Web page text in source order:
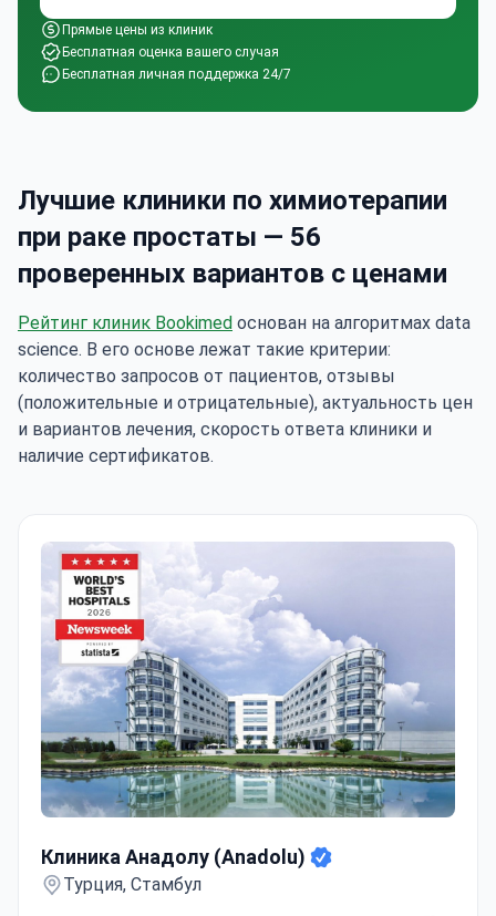
Прямые цены из клиник
Бесплатная оценка вашего случая
Бесплатная личная поддержка 24/7
Лучшие клиники по химиотерапии
при раке простаты — 56
проверенных вариантов с ценами
Рейтинг клиник Bookimed основан на алгоритмах data
science. В его основе лежат такие критерии:
количество запросов от пациентов, отзывы
(положительные и отрицательные), актуальность цен
и вариантов лечения, скорость ответа клиники и
наличие сертификатов.
Клиника Анадолу (Anadolu)
Турция, Стамбул